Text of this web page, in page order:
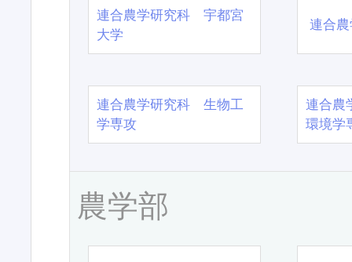
連合農学研究科 宇都宮
大学
連合
連合農学研究科 生物工
学専攻
連合農
環境学
農学部